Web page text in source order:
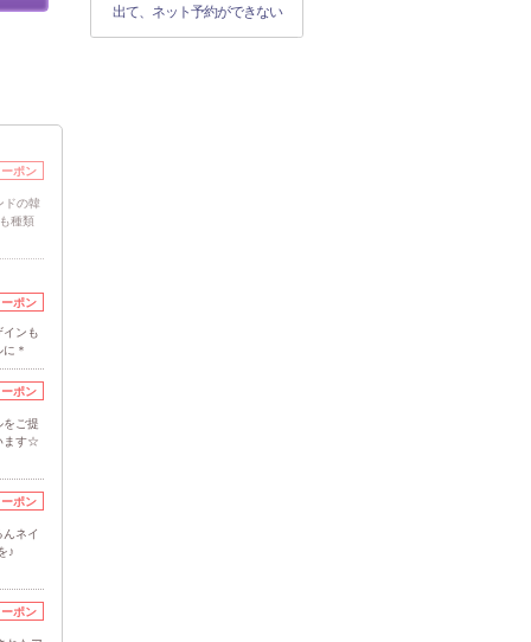
ーポン
ドの韓
種類
ーポン
インも
＊
ーポン
をご提
ます☆
ーポン
ネイ
♪
ーポン
出て、ネット予約ができない